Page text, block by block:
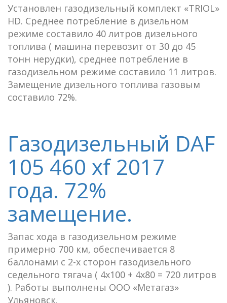
Установлен газодизельный комплект «TRIOL»
HD. Среднее потребление в дизельном
режиме составило 40 литров дизельного
топлива ( машина перевозит от 30 до 45
тонн нерудки), среднее потребление в
газодизельном режиме составило 11 литров.
Замещение дизельного топлива газовым
составило 72%.
Газодизельный DAF
105 460 xf 2017
года. 72%
замещение.
Запас хода в газодизельном режиме
примерно 700 км, обеспечивается 8
баллонами с 2-х сторон газодизельного
седельного тягача ( 4х100 + 4х80 = 720 литров
). Работы выполнены ООО «Метагаз»
Ульяновск.